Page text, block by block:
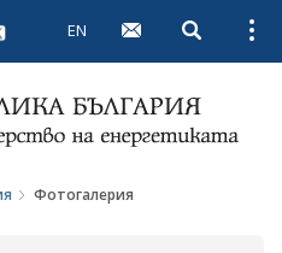
EN Open
Фотогалерия